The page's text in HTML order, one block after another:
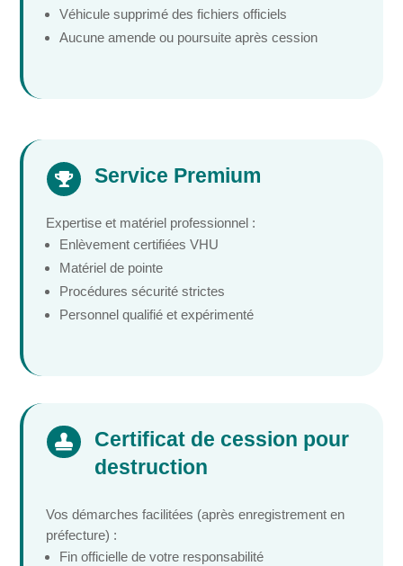
Véhicule supprimé des fichiers officiels
Aucune amende ou poursuite après cession
 Service Premium
Expertise et matériel professionnel :
Enlèvement certifiées VHU
Matériel de pointe
Procédures sécurité strictes
Personnel qualifié et expérimenté

Certificat de cession pour
destruction
Vos démarches facilitées (après enregistrement en
préfecture) :
Fin officielle de votre responsabilité